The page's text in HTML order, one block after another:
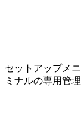
セットアップメ
ミナルの専用管